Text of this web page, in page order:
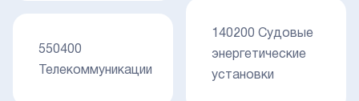
550400
Телекоммуникации
140200 Судовые
энергетические
установки